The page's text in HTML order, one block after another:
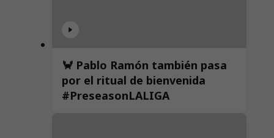
🦀 Pablo Ramón también pasa
por el ritual de bienvenida
#PreseasonLALIGA